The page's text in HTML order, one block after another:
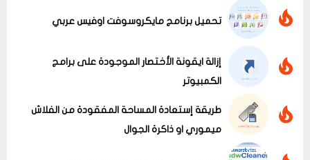
عرض الكل
تحميل برنامج مايكروسوفت اوفيس عربي
إزالة ايقونة الأختصار الموجودة على برامج
الكمبيوتر
طريقة إستعادة المساحة المفقودة من الفلاش
ميموري او ذاكرة الجوال